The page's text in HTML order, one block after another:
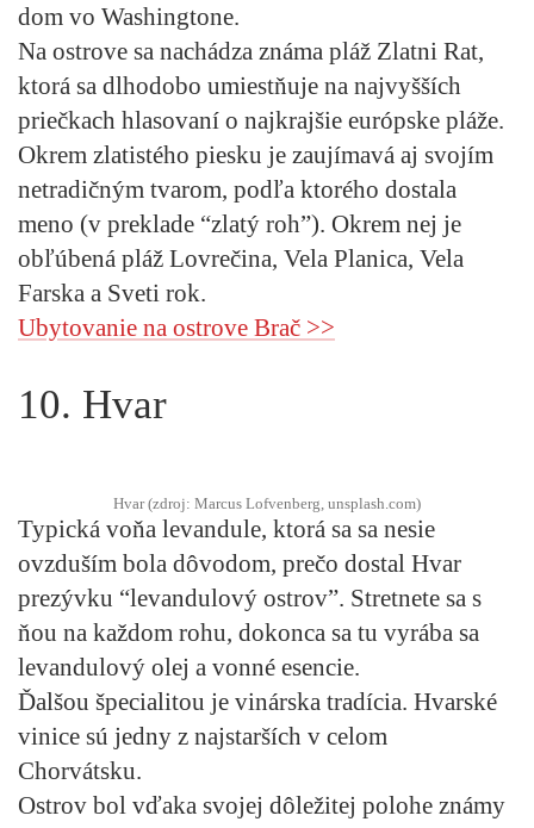
dom vo Washingtone.
Na ostrove sa nachádza známa pláž Zlatni Rat,
ktorá sa dlhodobo umiestňuje na najvyšších
priečkach hlasovaní o najkrajšie európske pláže.
Okrem zlatistého piesku je zaujímavá aj svojím
netradičným tvarom, podľa ktorého dostala
meno (v preklade “zlatý roh”). Okrem nej je
obľúbená pláž Lovrečina, Vela Planica, Vela
Farska a Sveti rok.
Ubytovanie na ostrove Brač >>
10. Hvar
Hvar (zdroj: Marcus Lofvenberg, unsplash.com)
Typická voňa levandule, ktorá sa sa nesie
ovzduším bola dôvodom, prečo dostal Hvar
prezývku “levandulový ostrov”. Stretnete sa s
ňou na každom rohu, dokonca sa tu vyrába sa
levandulový olej a vonné esencie.
Ďalšou špecialitou je vinárska tradícia. Hvarské
vinice sú jedny z najstarších v celom
Chorvátsku.
Ostrov bol vďaka svojej dôležitej polohe známy